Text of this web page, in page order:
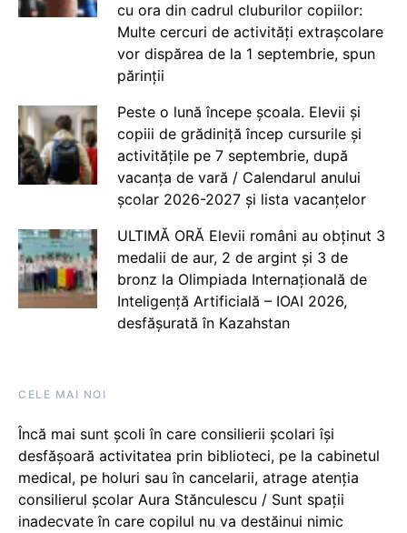
cu ora din cadrul cluburilor copiilor:
Multe cercuri de activități extrașcolare
vor dispărea de la 1 septembrie, spun
părinții
Peste o lună începe școala. Elevii și
copiii de grădiniță încep cursurile și
activitățile pe 7 septembrie, după
vacanța de vară / Calendarul anului
școlar 2026-2027 și lista vacanțelor
ULTIMĂ ORĂ Elevii români au obținut 3
medalii de aur, 2 de argint și 3 de
bronz la Olimpiada Internațională de
Inteligență Artificială – IOAI 2026,
desfășurată în Kazahstan
CELE MAI NOI
Încă mai sunt școli în care consilierii școlari își
desfășoară activitatea prin biblioteci, pe la cabinetul
medical, pe holuri sau în cancelarii, atrage atenția
consilierul școlar Aura Stănculescu / Sunt spații
inadecvate în care copilul nu va destăinui nimic